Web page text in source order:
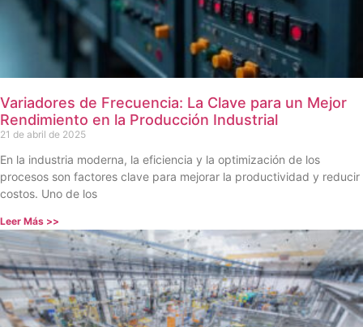
Variadores de Frecuencia: La Clave para un Mejor
Rendimiento en la Producción Industrial
21 de abril de 2025
En la industria moderna, la eficiencia y la optimización de los
procesos son factores clave para mejorar la productividad y reducir
costos. Uno de los
Leer Más >>